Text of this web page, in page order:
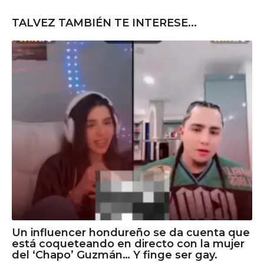
TALVEZ TAMBIÉN TE INTERESE...
Un influencer hondureño se da cuenta que
está coqueteando en directo con la mujer
del ‘Chapo’ Guzmán… Y finge ser gay.